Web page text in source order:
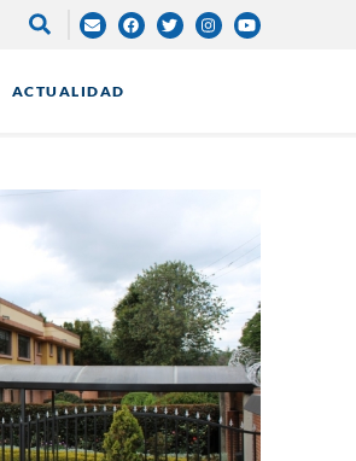
ACTUALIDAD